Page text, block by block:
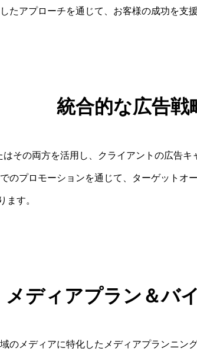
たアプローチを通じて、お客様の成功を支援
統合的な広告戦
その両方を活用し、クライアントの広告
のプロモーションを通じて、ターゲットオ
ます。
メディアプラン＆バ
のメディアに特化したメディアプランニン